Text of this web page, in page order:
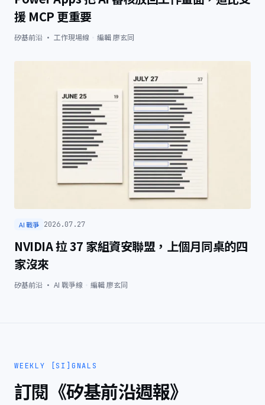
援 MCP 更重要
矽基前沿 · 工作現場線 編輯廖玄同
AI 戰爭 2026.07.27
NVIDIA 拉 37 家組資安聯盟，上個月同桌的四
家沒來
矽基前沿 · AI 戰爭線 編輯廖玄同
WEEKLY [SI]GNALS
訂閱《矽基前沿週報》